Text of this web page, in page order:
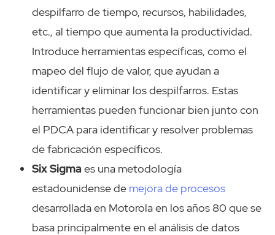
despilfarro de tiempo, recursos, habilidades,
etc., al tiempo que aumenta la productividad.
Introduce herramientas específicas, como el
mapeo del flujo de valor, que ayudan a
identificar y eliminar los despilfarros. Estas
herramientas pueden funcionar bien junto con
el PDCA para identificar y resolver problemas
de fabricación específicos.
Six Sigma es una metodología
estadounidense de mejora de procesos
desarrollada en Motorola en los años 80 que se
basa principalmente en el análisis de datos